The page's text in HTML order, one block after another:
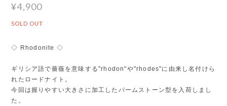
¥4,900
SOLD OUT
◇ Rhodonite ◇
ギリシア語で薔薇を意味する"rhodon"や"rhodes"に由来し名付けら
れたロードナイト。
今回は握りやすい大きさに加工したパームストーン型を入荷しまし
た。